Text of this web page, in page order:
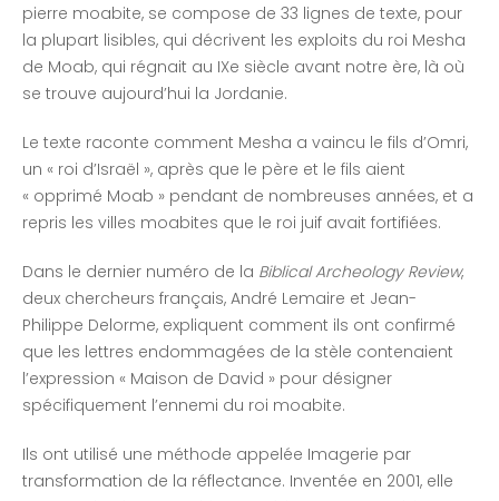
pierre moabite, se compose de 33 lignes de texte, pour
la plupart lisibles, qui décrivent les exploits du roi Mesha
de Moab, qui régnait au IXe siècle avant notre ère, là où
se trouve aujourd’hui la Jordanie.
Le texte raconte comment Mesha a vaincu le fils d’Omri,
un « roi d’Israël », après que le père et le fils aient
« opprimé Moab » pendant de nombreuses années, et a
repris les villes moabites que le roi juif avait fortifiées.
Dans le dernier numéro de la Biblical Archeology Review,
deux chercheurs français, André Lemaire et Jean-
Philippe Delorme, expliquent comment ils ont confirmé
que les lettres endommagées de la stèle contenaient
l’expression « Maison de David » pour désigner
spécifiquement l’ennemi du roi moabite.
Ils ont utilisé une méthode appelée Imagerie par
transformation de la réflectance. Inventée en 2001, elle